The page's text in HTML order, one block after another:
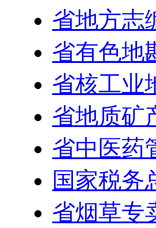
省地方志
省有色地
省核工业
省地质矿
省中医药
国家税务
省烟草专